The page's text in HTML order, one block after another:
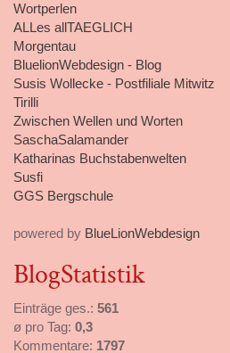
Wortperlen
ALLes allTAEGLICH
Morgentau
BluelionWebdesign - Blog
Susis Wollecke - Postfiliale Mitwitz
Tirilli
Zwischen Wellen und Worten
SaschaSalamander
Katharinas Buchstabenwelten
Susfi
GGS Bergschule
powered by BlueLionWebdesign
BlogStatistik
Einträge ges.: 561
ø pro Tag: 0,3
Kommentare: 1797